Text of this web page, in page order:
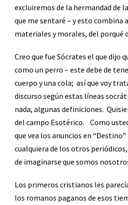
excluiremos de la hermandad de
que me sentaré – y esto combina
materiales y morales, del porqué
Creo que fue Sócrates el que dijo
como un perro – este debe de
cuerpo y una cola; así que voy
discurso según estas líneas
nada, algunas definiciones.
del campo Esotérico.
Como
que vea los anuncios en “Destino”
cualquiera de los otros
de imaginarse que somos
Los primeros cristianos les
los romanos paganos de esos